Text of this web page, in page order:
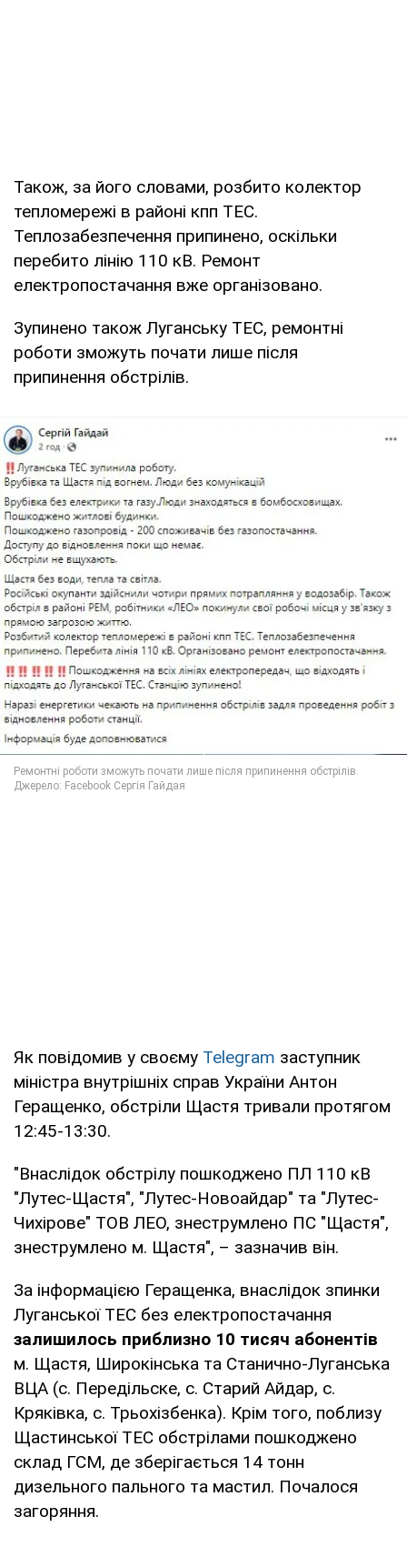
Також, за його словами, розбито колектор
тепломережі в районі кпп ТЕС.
Теплозабезпечення припинено, оскільки
перебито лінію 110 кВ. Ремонт
електропостачання вже організовано.
Зупинено також Луганську ТЕС, ремонтні
роботи зможуть почати лише після
припинення обстрілів.
Як повідомив у своєму Telegram заступник
міністра внутрішніх справ України Антон
Геращенко, обстріли Щастя тривали протягом
12:45-13:30.
"Внаслідок обстрілу пошкоджено ПЛ 110 кВ
"Лутес-Щастя", "Лутес-Новоайдар" та "Лутес-
Чихірове" ТОВ ЛЕО, знеструмлено ПС "Щастя",
знеструмлено м. Щастя", – зазначив він.
За інформацією Геращенка, внаслідок зпинки
Луганської ТЕС без електропостачання
залишилось приблизно 10 тисяч абонентів
м. Щастя, Широкінська та Станично-Луганська
ВЦА (с. Передільске, с. Старий Айдар, с.
Кряківка, с. Трьохізбенка). Крім того, поблизу
Щастинської ТЕС обстрілами пошкоджено
склад ГСМ, де зберігається 14 тонн
дизельного пального та мастил. Почалося
загоряння.